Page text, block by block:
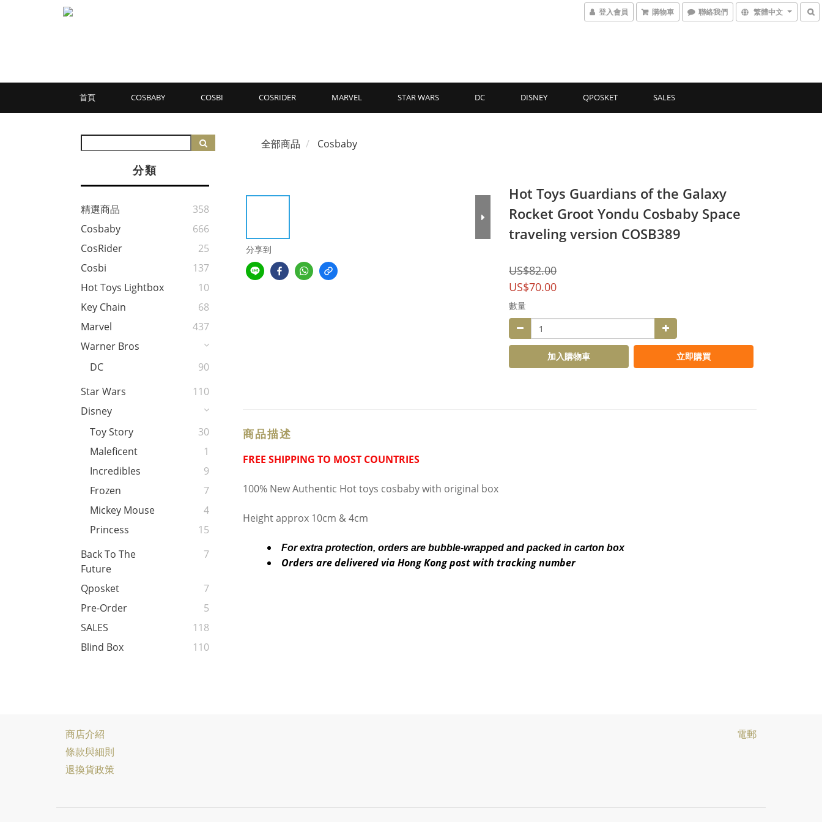
登入會員 購物車 聯絡我們 繁體中文
首頁 COSBABY COSBI COSRIDER MARVEL STAR WARS DC DISNEY QPOSKET SALES
分類
精選商品
358
Cosbaby
666
CosRider
25
Cosbi
137
Hot Toys Lightbox
10
Key Chain
68
Marvel
437
Warner Bros
DC
90
Star Wars
110
Disney
Toy Story
30
Maleficent
1
Incredibles
9
Frozen
7
Mickey Mouse
4
Princess
15
Back To The
Future
7
Qposket
7
Pre-Order
5
SALES
118
Blind Box
110
全部商品 Cosbaby
分享到
Hot Toys Guardians of the Galaxy
Rocket Groot Yondu Cosbaby Space
traveling version COSB389
US$82.00
US$70.00
數量
加入購物車 立即購買
商品描述
FREE SHIPPING TO MOST COUNTRIES
100% New Authentic Hot toys cosbaby with original box
Height approx 10cm & 4cm
For extra protection, orders are bubble-wrapped and packed in carton box
Orders are delivered via Hong Kong post with tracking number
商店介紹
條款與細則
退換貨政策
電郵